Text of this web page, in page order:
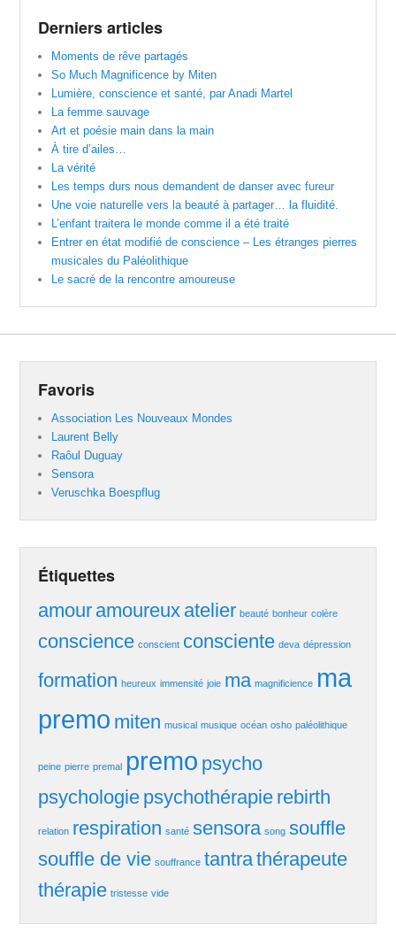
Derniers articles
Moments de rêve partagés
So Much Magnificence by Miten
Lumière, conscience et santé, par Anadi Martel
La femme sauvage
Art et poésie main dans la main
À tire d’ailes…
La vérité
Les temps durs nous demandent de danser avec fureur
Une voie naturelle vers la beauté à partager… la fluidité.
L’enfant traitera le monde comme il a été traité
Entrer en état modifié de conscience – Les étranges pierres
musicales du Paléolithique
Le sacré de la rencontre amoureuse
Favoris
Association Les Nouveaux Mondes
Laurent Belly
Raôul Duguay
Sensora
Veruschka Boespflug
Étiquettes
amour amoureux atelier beauté bonheur colère
conscience conscient consciente deva dépression
formation heureux immensité joie ma magnificience ma
premo miten musical musique océan osho paléolithique
peine pierre premal premo psycho
psychologie psychothérapie rebirth
relation respiration santé sensora song souffle
souffle de vie souffrance tantrathérapeute
thérapie tristesse vide